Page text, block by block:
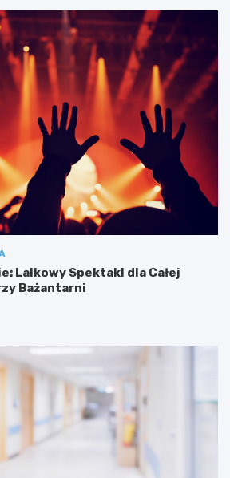
Lalkowy Spektakl dla Całej
Bażantarni